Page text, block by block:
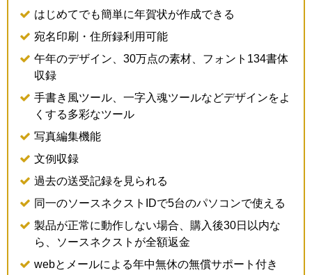
はじめてでも簡単に年賀状が作成できる
宛名印刷・住所録利用可能
午年のデザイン、30万点の素材、フォント134書体
収録
手書き風ツール、一字入魂ツールなどデザインをよ
くする多彩なツール
写真編集機能
文例収録
過去の送受記録を見られる
同一のソースネクストIDで5台のパソコンで使える
製品が正常に動作しない場合、購入後30日以内な
ら、ソースネクストが全額返金
webとメールによる年中無休の無償サポート付き